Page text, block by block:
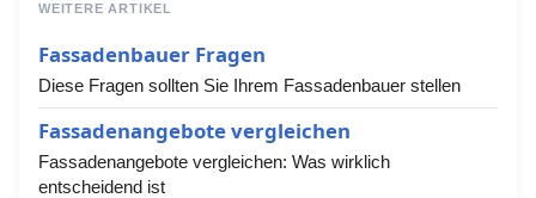
WEITERE ARTIKEL
Fassadenbauer Fragen
Diese Fragen sollten Sie Ihrem Fassadenbauer stellen
Fassadenangebote vergleichen
Fassadenangebote vergleichen: Was wirklich
entscheidend ist